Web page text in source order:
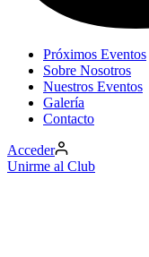
Próximos Eventos
Sobre Nosotros
Nuestros Eventos
Galería
Contacto
Acceder
Unirme al Club